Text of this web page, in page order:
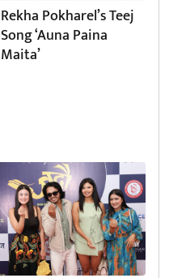
Rekha Pokharel’s Teej
Song ‘Auna Paina
Maita’